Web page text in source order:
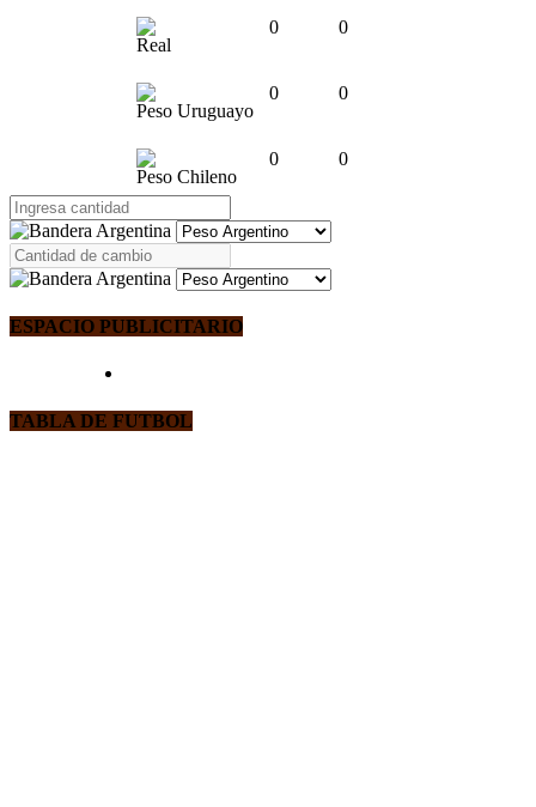
Real
0 0
Peso Uruguayo
0 0
Peso Chileno
0 0
ESPACIO PUBLICITARIO
TABLA DE FUTBOL